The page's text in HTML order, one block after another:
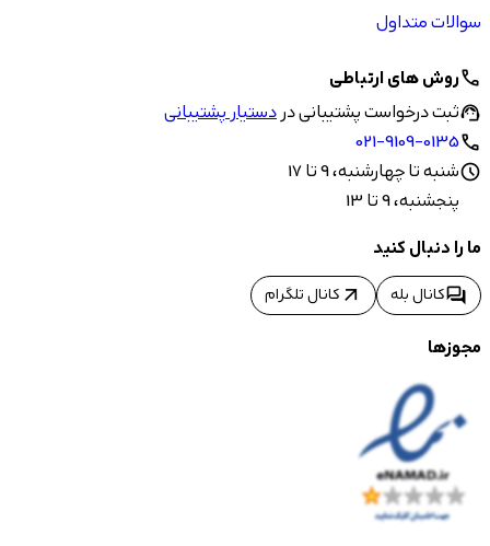
سوالات متداول
callروش های ارتباطی
support_agentثبت درخواست پشتیبانی دردستیار پشتیبانی
call
021-9109-0135
scheduleشنبه تا چهارشنبه، 9 تا 17
پنجشنبه، 9 تا 13
ما را دنبال کنید
forumکانال بله arrow_outward کانال تلگرام
مجوزها